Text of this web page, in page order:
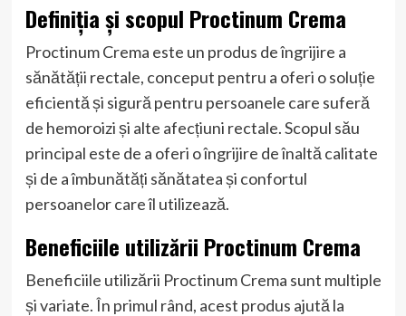
Definiția și scopul Proctinum Crema
Proctinum Crema este un produs de îngrijire a
sănătății rectale, conceput pentru a oferi o soluție
eficientă și sigură pentru persoanele care suferă
de hemoroizi și alte afecțiuni rectale. Scopul său
principal este de a oferi o îngrijire de înaltă calitate
și de a îmbunătăți sănătatea și confortul
persoanelor care îl utilizează.
Beneficiile utilizării Proctinum Crema
Beneficiile utilizării Proctinum Crema sunt multiple
și variate. În primul rând, acest produs ajută la